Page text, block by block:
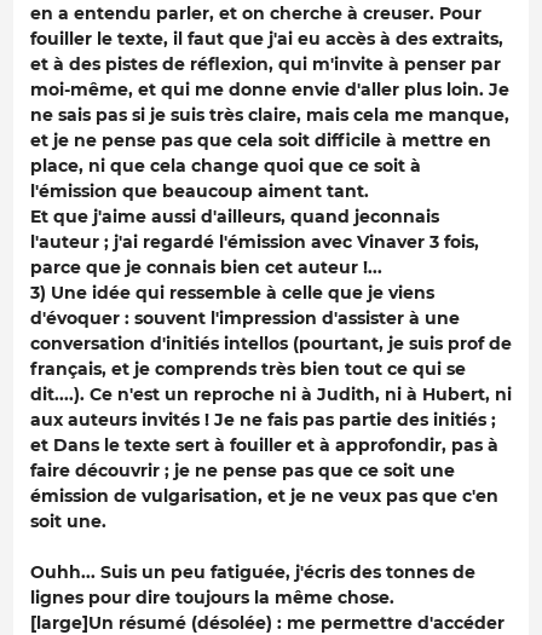
en a entendu parler, et on cherche à creuser. Pour
fouiller le texte, il faut que j'ai eu accès à des extraits,
et à des pistes de réflexion, qui m'invite à penser par
moi-même, et qui me donne envie d'aller plus loin. Je
ne sais pas si je suis très claire, mais cela me manque,
et je ne pense pas que cela soit difficile à mettre en
place, ni que cela change quoi que ce soit à
l'émission que beaucoup aiment tant.
Et que j'aime aussi d'ailleurs, quand jeconnais
l'auteur ; j'ai regardé l'émission avec Vinaver 3 fois,
parce que je connais bien cet auteur !...
3) Une idée qui ressemble à celle que je viens
d'évoquer : souvent l'impression d'assister à une
conversation d'initiés intellos (pourtant, je suis prof de
français, et je comprends très bien tout ce qui se
dit....). Ce n'est un reproche ni à Judith, ni à Hubert, ni
aux auteurs invités ! Je ne fais pas partie des initiés ;
et Dans le texte sert à fouiller et à approfondir, pas à
faire découvrir ; je ne pense pas que ce soit une
émission de vulgarisation, et je ne veux pas que c'en
soit une.
Ouhh... Suis un peu fatiguée, j'écris des tonnes de
lignes pour dire toujours la même chose.
[large]Un résumé (désolée) : me permettre d'accéder